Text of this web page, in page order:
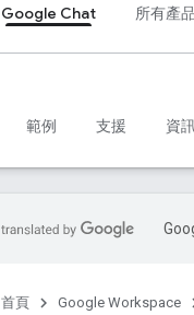
Google Chat 所有產品
範例 支援 資
首頁 Google Workspace